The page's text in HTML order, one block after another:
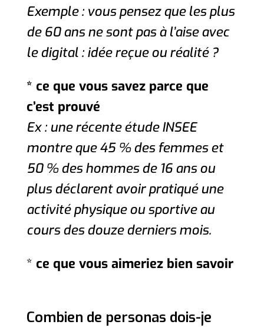
Exemple : vous pensez que les plus
de 60 ans ne sont pas à l’aise avec
le digital : idée reçue ou réalité ?
* ce que vous savez parce que
c’est prouvé
Ex : une récente étude INSEE
montre que 45 % des femmes et
50 % des hommes de 16 ans ou
plus déclarent avoir pratiqué une
activité physique ou sportive au
cours des douze derniers mois.
* ce que vous aimeriez bien savoir
Combien de personas dois-je